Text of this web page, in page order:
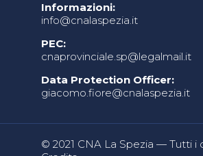
Informazioni:
info@cnalaspezia.it
PEC:
cnaprovinciale.sp@legalmail.it
Data Protection Officer:
giacomo.fiore@cnalaspezia.it
© 2021 CNA La Spezia — Tutti i